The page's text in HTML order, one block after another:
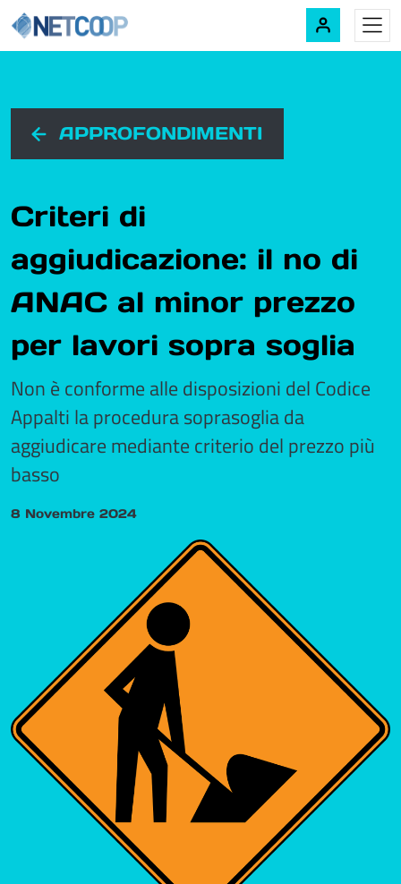
Navigazione principale
APPROFONDIMENTI
Criteri di
aggiudicazione: il no di
ANAC al minor prezzo
per lavori sopra soglia
Non è conforme alle disposizioni del Codice
Appalti la procedura soprasoglia da
aggiudicare mediante criterio del prezzo più
basso
8 Novembre 2024